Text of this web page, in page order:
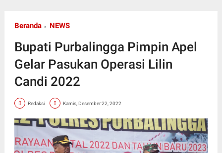
Beranda NEWS
Bupati Purbalingga Pimpin Apel
Gelar Pasukan Operasi Lilin
Candi 2022
Redaksi Kamis, Desember 22, 2022